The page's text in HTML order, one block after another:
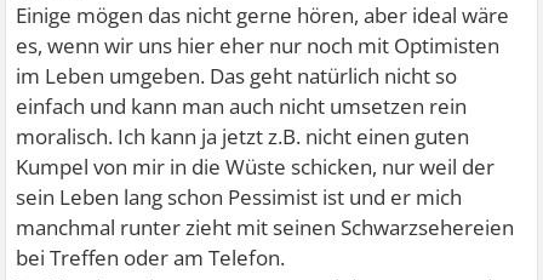
Ergänzung noch:
Man kann bestimmten Ängsten ausweichen. Manche
Menschen meiden Aufzüge. Manche Menschen meiden
Menschenmassen. Wer in einem sehr kriminellem Viertel
wohnt und deswegen Angst hat, zieht oft weg in einen
"ruhigeren" Bereich.
Viele von uns können nicht so leicht durch Unterlassen,
Meiden von Orten, Umziehen etc ihr Angstthema lösen.
Wir können unsere Hypochondrie nicht wegzaubern,
Zufall, Wahrscheinlichkeiten usw zu verstehen, kann viel
helfen, etwas Ruhe für sich im Kopf zu finden und
Vertrauen zu schaffen.
Wenn man also verstanden hat, dass es nie 100%
Sicherheit geben wird und dies wirklich akzeptiert hat und
gleichzeitig verinnerlicht, dass Worst Case Szenarien sehr
unwahrscheinlich sind, dann kann das sehr helfen, Ängste
etwas in den Griff zu bekommen bzw. zumindest nicht
total ausarten zu lassen. Es ist das Loslassen der Kontrolle
Einige mögen das nicht gerne hören, aber ideal wäre
es, wenn wir uns hier eher nur noch mit Optimisten
im Leben umgeben. Das geht natürlich nicht so
einfach und kann man auch nicht umsetzen rein
moralisch. Ich kann ja jetzt z.B. nicht einen guten
Kumpel von mir in die Wüste schicken, nur weil der
sein Leben lang schon Pessimist ist und er mich
manchmal runter zieht mit seinen Schwarzsehereien
bei Treffen oder am Telefon.